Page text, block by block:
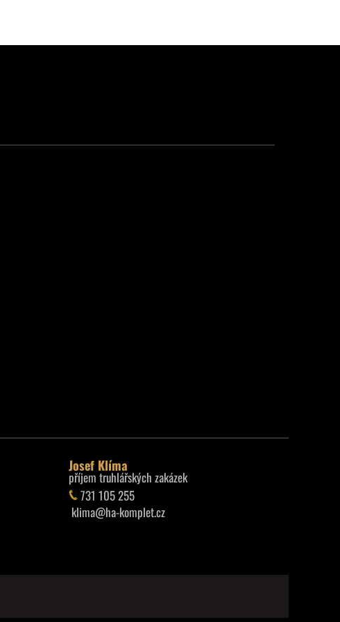
Josef Klíma
příjem truhlářských zakázek
731 105 255
klima@ha-komplet.cz